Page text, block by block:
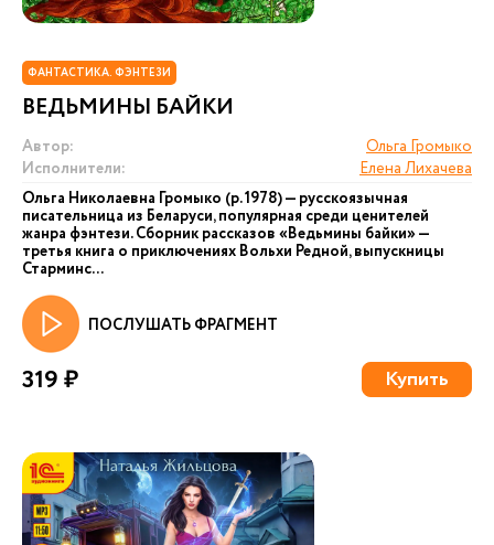
ФАНТАСТИКА. ФЭНТЕЗИ
ВЕДЬМИНЫ БАЙКИ
Автор:
Ольга Громыко
Исполнители:
Елена Лихачева
Ольга Николаевна Громыко (р. 1978) — русскоязычная
писательница из Беларуси, популярная среди ценителей
жанра фэнтези. Сборник рассказов «Ведьмины байки» —
третья книга о приключениях Вольхи Редной, выпускницы
Старминс...
ПОСЛУШАТЬ ФРАГМЕНТ
319 ₽ Купить